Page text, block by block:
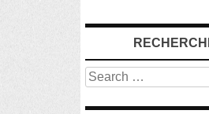
CONTENT
Search